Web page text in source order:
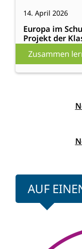
Zusammen
14. April 2026
Europa im
Projekt der
AUF